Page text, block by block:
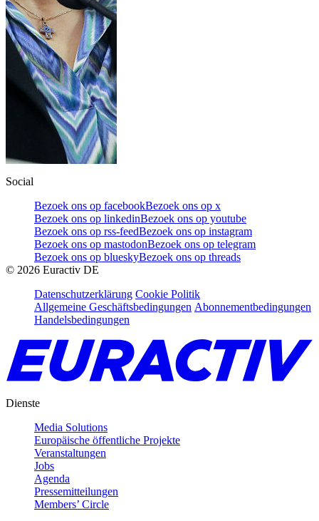
Social
Bezoek ons op facebookBezoek ons op x
Bezoek ons op linkedinBezoek ons op youtube
Bezoek ons op rss-feedBezoek ons op instagram
Bezoek ons op mastodonBezoek ons op telegram
Bezoek ons op blueskyBezoek ons op threads
© 2026 Euractiv DE
Datenschutzerklärung Cookie Politik
Allgemeine Geschäftsbedingungen Abonnementbedingungen
Handelsbedingungen
Dienste
Media Solutions
Europäische öffentliche Projekte
Veranstaltungen
Jobs
Agenda
Pressemitteilungen
Members’ Circle